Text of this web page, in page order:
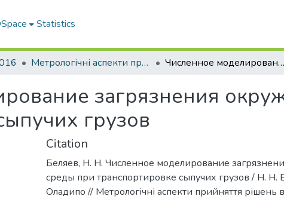
Statistics
Метрологічні аспекти прийняття рішень в умовах роботи на техногенно небезпечних об’єктах Численное моделирование загрязнения окружающей среды при транспортировке сыпучих грузов
загрязнения
грузов
Citation
Беляев, Н. Н. Численное моделирование
среды при транспортировке сыпучих грузов / Н. Н.
Оладипо // Метрологічні аспекти прийняття рішень